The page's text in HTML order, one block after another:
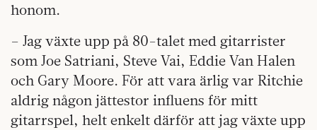
honom.
– Jag växte upp på 80-talet med gitarrister
som Joe Satriani, Steve Vai, Eddie Van Halen
och Gary Moore. För att vara ärlig var Ritchie
aldrig någon jättestor influens för mitt
gitarrspel, helt enkelt därför att jag växte upp